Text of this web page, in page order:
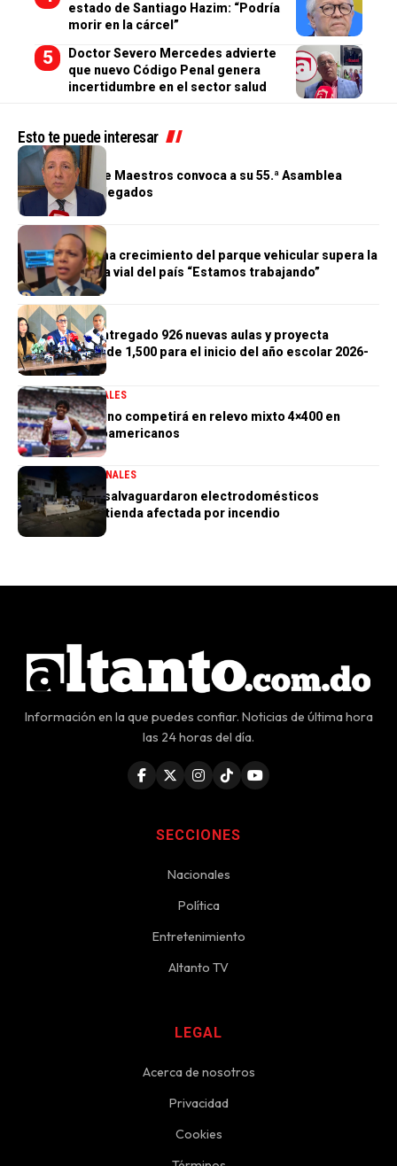
estado de Santiago Hazim: “Podría
morir en la cárcel”
Doctor Severo Mercedes advierte
que nuevo Código Penal genera
incertidumbre en el sector salud
Esto te puede interesar
GENERALES
Cooperativa de Maestros convoca a su 55.ª Asamblea
General de Delegados
GENERALES
Morrison afirma crecimiento del parque vehicular supera la
infraestructura vial del país “Estamos trabajando”
GENERALES
Gobierno ha entregado 926 nuevas aulas y proyecta
alcanzar meta de 1,500 para el inicio del año escolar 2026-
2027
DEPORTESGENERALES
Marileidy Paulino competirá en relevo mixto 4×400 en
Juegos Centroamericanos
GENERALES NACIONALES
PN aclara que salvaguardaron electrodomésticos
sustraídos de tienda afectada por incendio
Información en la que puedes confiar. Noticias de última hora
las 24 horas del día.
SECCIONES
Nacionales
Política
Entretenimiento
Altanto TV
LEGAL
Acerca de nosotros
Privacidad
Cookies